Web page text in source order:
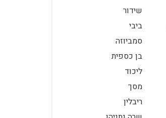
שידור
ביבי
סמביוזה
בן כספית
ליכוד
מסך
ריבלין